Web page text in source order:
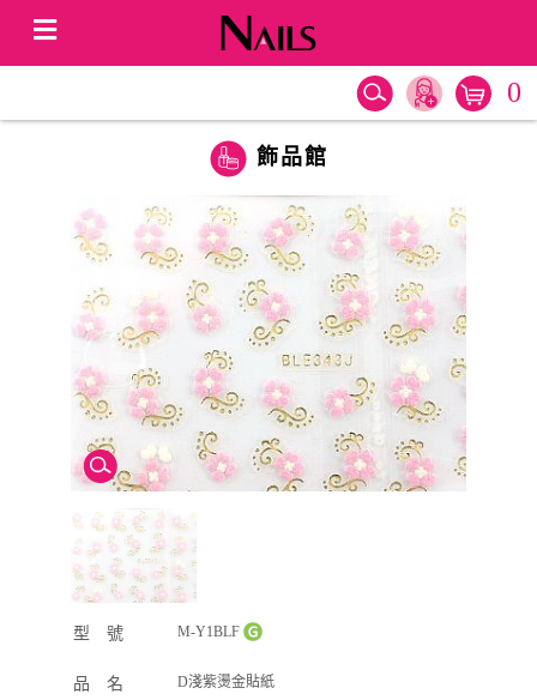
0
飾品館
型 號 M-Y1BLF
品 名 D淺紫燙金貼紙